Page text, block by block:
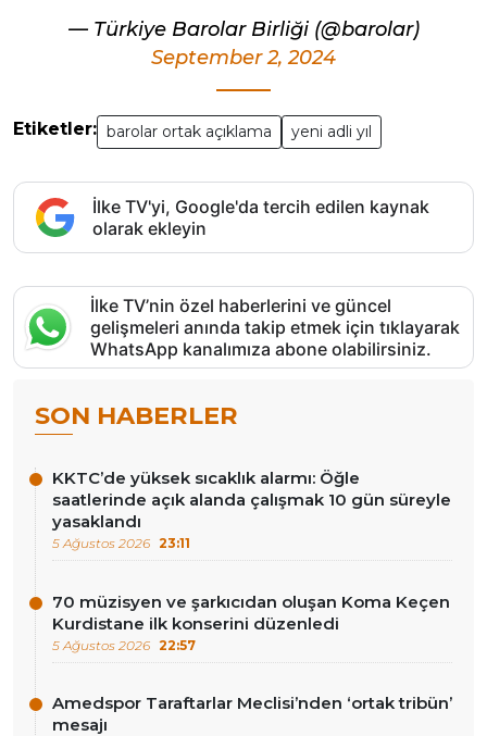
— Türkiye Barolar Birliği (@barolar)
September 2, 2024
Etiketler: barolar ortak açıklama yeni adli yıl
İlke TV'yi, Google'da tercih edilen kaynak
olarak ekleyin
İlke TV’nin özel haberlerini ve güncel
gelişmeleri anında takip etmek için tıklayarak
WhatsApp kanalımıza abone olabilirsiniz.
SON HABERLER
KKTC’de yüksek sıcaklık alarmı: Öğle
saatlerinde açık alanda çalışmak 10 gün süreyle
yasaklandı
5 Ağustos 2026 23:11
70 müzisyen ve şarkıcıdan oluşan Koma Keçen
Kurdistane ilk konserini düzenledi
5 Ağustos 2026 22:57
Amedspor Taraftarlar Meclisi’nden ‘ortak tribün’
mesajı